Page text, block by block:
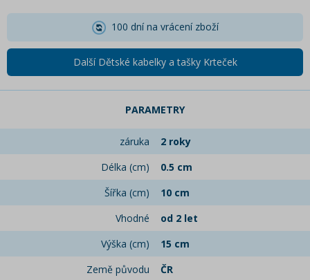
100 dní na vrácení zboží
Další Dětské kabelky a tašky Krteček
PARAMETRY
záruka
2 roky
Délka (cm)
0.5 cm
Šířka (cm)
10 cm
Vhodné
od 2 let
Výška (cm)
15 cm
Země původu
ČR